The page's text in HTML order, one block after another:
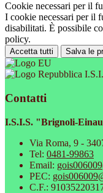
Cookie necessari per il
I cookie necessari per il
disabilitati. È possibile
policy.
Accetta tutti Salva le
Contatti
I.S.I.S. "Brignoli-
Via Roma, 9 -
Tel: 0481-99863
Email:
PEC:
C.F.: